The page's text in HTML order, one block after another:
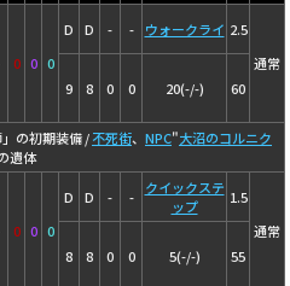
0 0 0
D D - - ウォークライ 2.5
通常
9 8 0 0 20(-/-) 60
」の初期装備 /不死街、 NPC"大沼のコルニク
遺体
0 0 0
D D - -
クイックステ
ップ
1.5
通常
8 8 0 0 5(-/-) 55